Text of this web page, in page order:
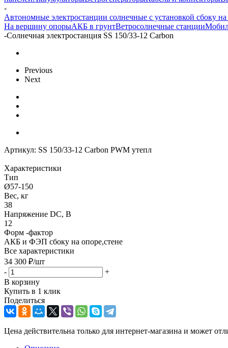
-
Автономные электростанции солнечные с установкой сбоку
На вершину опорыАКБ в грунтВетросолнечные станции
-Солнечная электростанция SS 150/33-12 Carbon
Previous
Next
Артикул: SS 150/33-12 Carbon PWM утепл
Характеристики
Тип
Ø57-150
Вес, кг
38
Напряжение DC, В
12
Форм -фактор
АКБ и ФЭП сбоку на опоре,стене
Все характеристики
34 300 ₽/шт
-
+
В корзину
Купить в 1 клик
Поделиться
Цена действительна только для интернет-магазина и может